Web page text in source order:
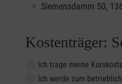
Siemensdamm 50,
Kostenträger:
Ich trage meine
Ich werde zum